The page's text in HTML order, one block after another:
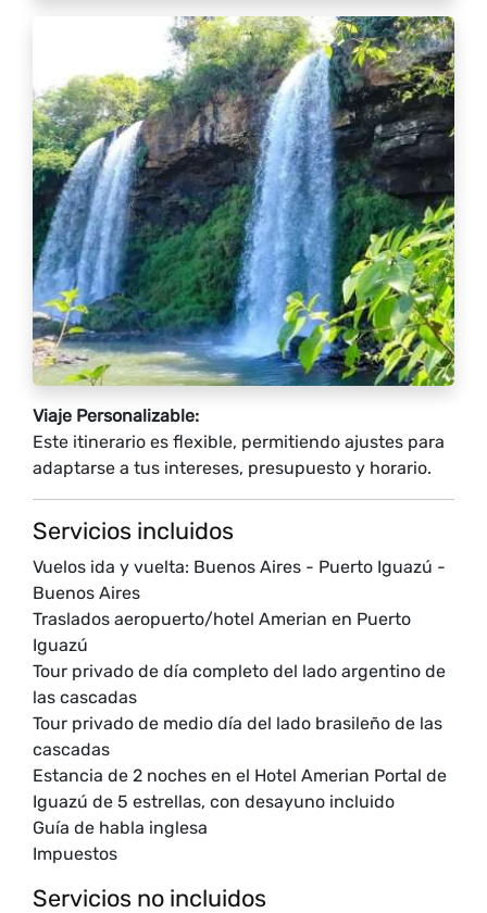
Viaje Personalizable:
Este itinerario es flexible, permitiendo ajustes para
adaptarse a tus intereses, presupuesto y horario.
Servicios incluidos
Vuelos ida y vuelta: Buenos Aires - Puerto Iguazú -
Buenos Aires
Traslados aeropuerto/hotel Amerian en Puerto
Iguazú
Tour privado de día completo del lado argentino de
las cascadas
Tour privado de medio día del lado brasileño de las
cascadas
Estancia de 2 noches en el Hotel Amerian Portal de
Iguazú de 5 estrellas, con desayuno incluido
Guía de habla inglesa
Impuestos
Servicios no incluidos